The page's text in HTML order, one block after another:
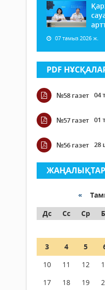
07 тамыз 2026 ж.
PDF
№58 газет 04
№57 газет 01
№56 газет 28
«
Дс
Сс Ср
3
4 5
10
11 12
17
18 19